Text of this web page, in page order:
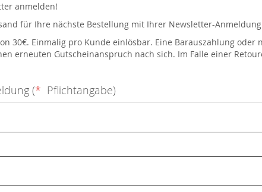
anmelden!
für Ihre nächste Bestellung mit Ihrer Newsletter-
30€. Einmalig pro Kunde einlösbar. Eine Barauszahlung
erneuten Gutscheinanspruch nach sich. Im Falle einer
(* Pflichtangabe)